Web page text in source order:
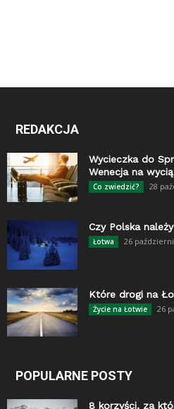
REDAKCJA
Wycieczka do
Wenecja na
Co zwiedzić? 28
Czy Polska
Łotwa 26
Które drogi na
Życie na Łotwie 26
POPULARNE POSTY
8 korzyści, za